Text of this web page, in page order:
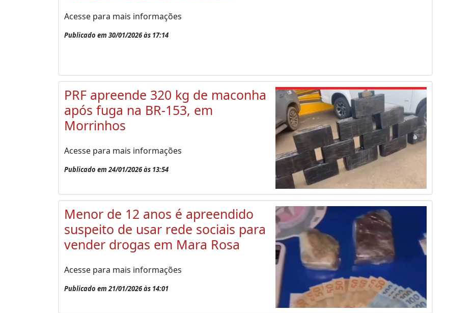
Acesse para mais informações
Publicado em 30/01/2026 às 17:14
PRF apreende 320 kg de maconha
após fuga na BR-153, em
Morrinhos
Acesse para mais informações
Publicado em 24/01/2026 às 13:54
Menor de 12 anos é apreendido
suspeito de usar rede sociais para
vender drogas em Mara Rosa
Acesse para mais informações
Publicado em 21/01/2026 às 14:01